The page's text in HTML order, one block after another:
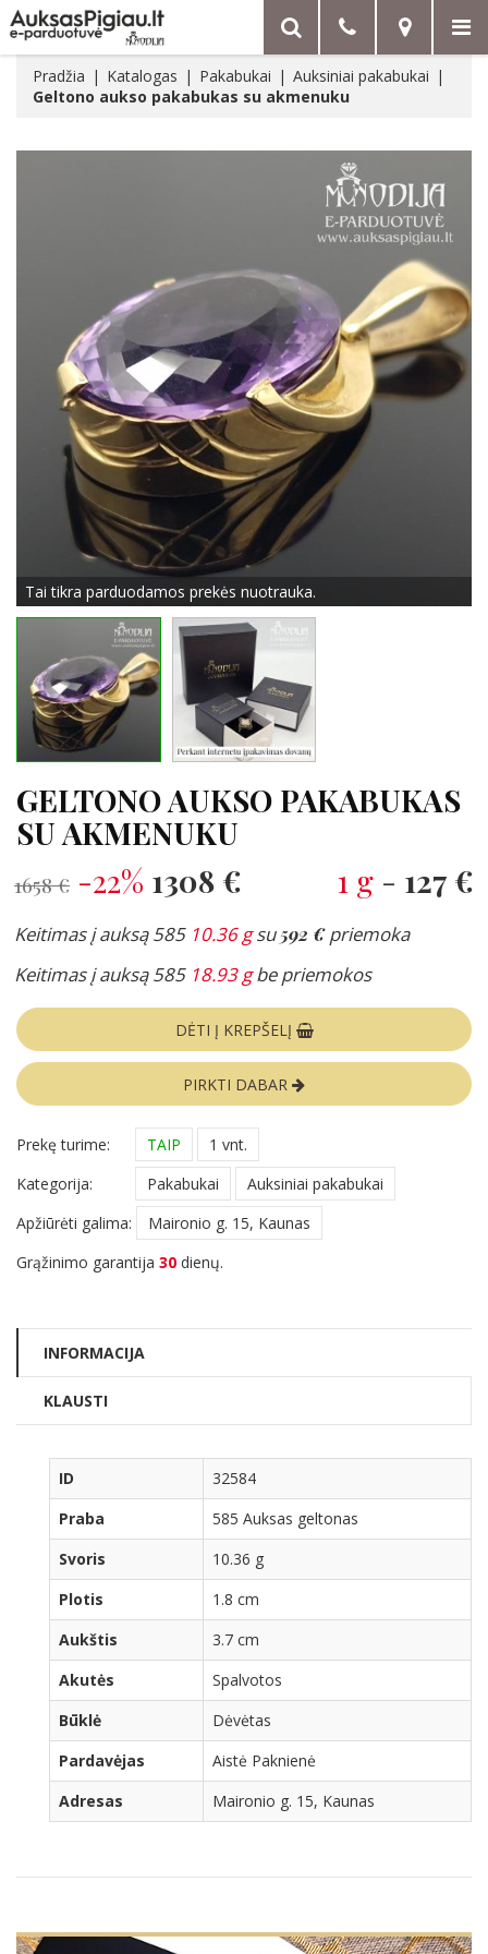
Pradžia Katalogas Pakabukai
Auksiniai pakabukai
Geltono aukso pakabukas su akmenuku
Tai tikra parduodamos prekės nuotrauka.
GELTONO AUKSO PAKABUKAS
SU AKMENUKU
1658 € -22% 1308 € 1 g - 127 €
Keitimas į auksą 585 10.36 gsu592 €priemoka
Keitimas į auksą 585 18.93 gbe priemokos
DĖTI Į KREPŠELĮ
PIRKTI DABAR
Prekę turime: TAIP
1 vnt.
Kategorija:
Pakabukai
Auksiniai pakabukai
Apžiūrėti galima:
Maironio g. 15, Kaunas
Grąžinimo garantija 30 dienų.
INFORMACIJA
KLAUSTI
ID
32584
Praba
585 Auksas geltonas
Svoris
10.36 g
Plotis
1.8 cm
Aukštis
3.7 cm
Akutės
Spalvotos
Būklė
Dėvėtas
Pardavėjas
Aistė Paknienė
Adresas
Maironio g. 15, Kaunas